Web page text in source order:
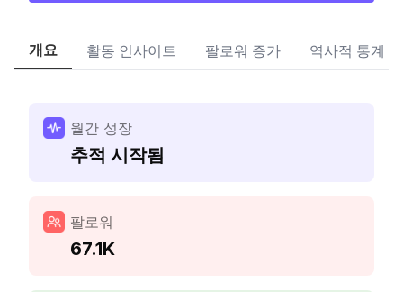
개요 활동 인사이트 팔로워 증가 역사적 통계
월간 성장
추적 시작됨
팔로워
67.1K